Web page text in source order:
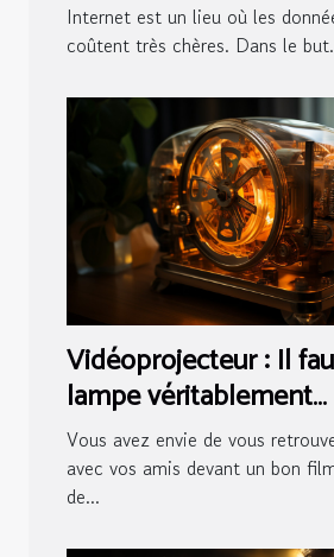
Internet est un lieu où les
coûtent très chères. Dans le
Vidéoprojecteur : Il
lampe véritablement
fonctionnelle !I
Vous avez envie de vous
avec vos amis devant un bon
de...